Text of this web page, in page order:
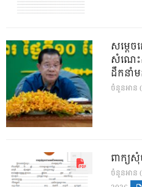
សម្តេ
សំណេះ
ដឹកនាំម
ចំនួនអាន
ពាក្យ
ចំនួនអាន